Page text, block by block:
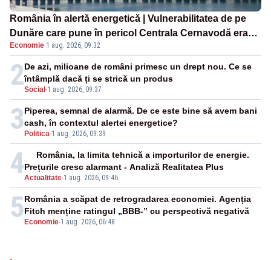
România în alertă energetică | Vulnerabilitatea de pe
Dunăre care pune în pericol Centrala Cernavodă era
cunoscută de pe vremea lui Ceaușescu
Economie·1 aug. 2026, 09:32
2Social -1 aug. 2026, 09:37
De azi, milioane de români primesc un drept nou. Ce se
întâmplă dacă ți se strică un produs
3 Politica-1 aug. 2026, 09:39
Piperea, semnal de alarmă. De ce este bine să avem bani
cash, în contextul alertei energetice?
4Actualitate-1 aug. 2026, 09:46
România, la limita tehnică a importurilor de energie.
Prețurile cresc alarmant - Analiză Realitatea Plus
5 Economie-1 aug. 2026, 06:48
România a scăpat de retrogradarea economiei. Agenția
Fitch menține ratingul „BBB-” cu perspectivă negativă